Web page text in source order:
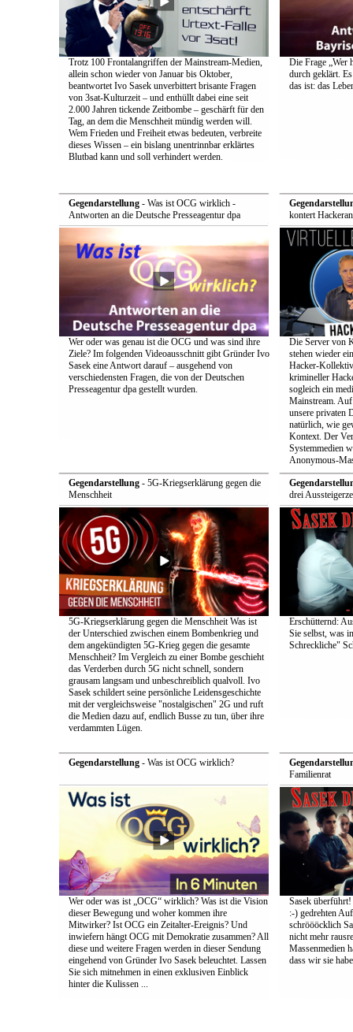
Trotz 100 Frontalangriffen der Mainstream-Medien,
allein schon wieder von Januar bis Oktober,
beantwortet Ivo Sasek unverbittert brisante Fragen
von 3sat-Kulturzeit – und enthüllt dabei eine seit
2.000 Jahren tickende Zeitbombe – geschärft für den
Tag, an dem die Menschheit mündig werden will.
Wem Frieden und Freiheit etwas bedeuten, verbreite
dieses Wissen – ein bislang unentrinnbar erklärtes
Blutbad kann und soll verhindert werden.
Die Frage „Wer
durch geklärt.
das ist: das
Gegendarstellung- Was ist OCG wirklich -
Antworten an die Deutsche Presseagentur dpa
Wer oder was genau ist die OCG und was sind ihre
Ziele? Im folgenden Videoausschnitt gibt Gründer Ivo
Sasek eine Antwort darauf – ausgehend von
verschiedensten Fragen, die von der Deutschen
Presseagentur dpa gestellt wurden.
kontert
Die Server von
stehen wieder
Hacker-
krimineller
sogleich ein
Mainstream. Auf
unsere privaten
natürlich, wie
Kontext. Der
Systemmedien
Anonymous-
Gegendarstellung- 5G-Kriegserklärung gegen die
Menschheit
5G-Kriegserklärung gegen die Menschheit Was ist
der Unterschied zwischen einem Bombenkrieg und
dem angekündigten 5G-Krieg gegen die gesamte
Menschheit? Im Vergleich zu einer Bombe geschieht
das Verderben durch 5G nicht schnell, sondern
grausam langsam und unbeschreiblich qualvoll. Ivo
Sasek schildert seine persönliche Leidensgeschichte
mit der vergleichsweise "nostalgischen" 2G und ruft
die Medien dazu auf, endlich Busse zu tun, über ihre
verdammten Lügen.
drei
Erschütternd:
Sie selbst, was
Schreckliche"
Gegendarstellung- Was ist OCG wirklich?
Wer oder was ist „OCG“ wirklich? Was ist die Vision
dieser Bewegung und woher kommen ihre
Mitwirker? Ist OCG ein Zeitalter-Ereignis? Und
inwiefern hängt OCG mit Demokratie zusammen? All
diese und weitere Fragen werden in dieser Sendung
eingehend von Gründer Ivo Sasek beleuchtet. Lassen
Sie sich mitnehmen in einen exklusiven Einblick
hinter die Kulissen ...
Familienrat
Sasek
:-) gedrehten
schröööcklich
nicht mehr
Massenmedien
dass wir sie